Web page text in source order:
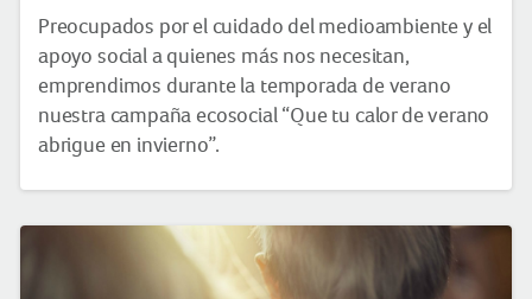
Preocupados por el cuidado del medioambiente y el
apoyo social a quienes más nos necesitan,
emprendimos durante la temporada de verano
nuestra campaña ecosocial “Que tu calor de verano
abrigue en invierno”.